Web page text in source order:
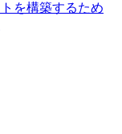
を構築するため